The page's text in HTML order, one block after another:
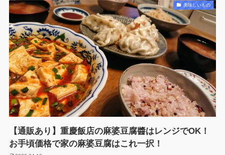
美味しいもの
【通販あり】重慶飯店の麻婆豆腐醬はレンジでOK！
お手頃価格で家の麻婆豆腐はこれ一択！